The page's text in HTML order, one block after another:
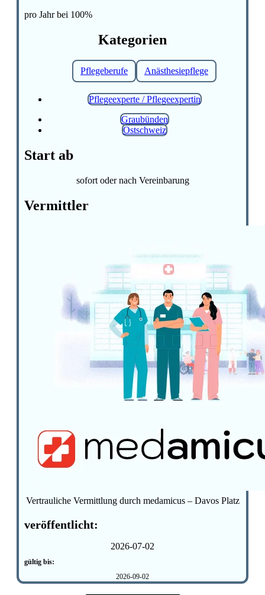
pro Jahr bei 100%
Kategorien
Pflegeberufe Anästhesiepflege
Pflegeexperte / Pflegeexpertin
Graubünden
Ostschweiz
Start ab
sofort oder nach Vereinbarung
Vermittler
Vertrauliche Vermittlung durch medamicus – Davos Platz
veröffentlicht:
2026-07-02
gültig bis:
2026-09-02